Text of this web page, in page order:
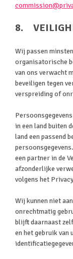
8.
Wij passen
organisatorische
van ons verwacht
beveiligen tegen
verspreiding of
in een land buiten
land een passend
een partner in de
afzonderlijke
volgens het
Wij kunnen niet
onrechtmatig
blijft daarnaast
en het gebruik van